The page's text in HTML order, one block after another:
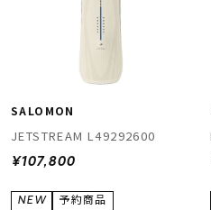
SALOMON
JETSTREAM L49292600
¥107,800